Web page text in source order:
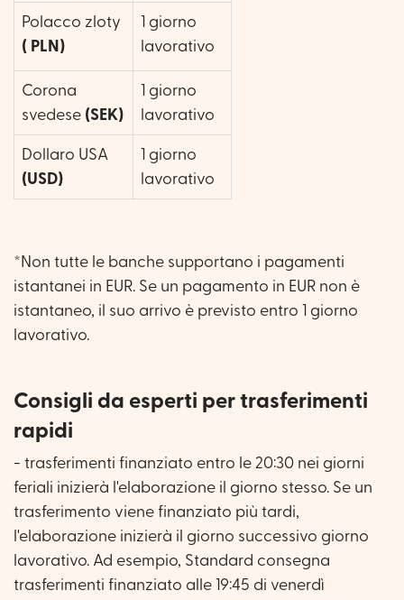
Polacco zloty
( PLN)
1 giorno
lavorativo
Corona
svedese (SEK)
1 giorno
lavorativo
Dollaro USA
(USD)
1 giorno
lavorativo
*Non tutte le banche supportano i pagamenti
istantanei in EUR. Se un pagamento in EUR non è
istantaneo, il suo arrivo è previsto entro 1 giorno
lavorativo.
Consigli da esperti per trasferimenti
rapidi
- trasferimenti finanziato entro le 20:30 nei giorni
feriali inizierà l'elaborazione il giorno stesso. Se un
trasferimento viene finanziato più tardi,
l'elaborazione inizierà il giorno successivo giorno
lavorativo. Ad esempio, Standard consegna
trasferimenti finanziato alle 19:45 di venerdì